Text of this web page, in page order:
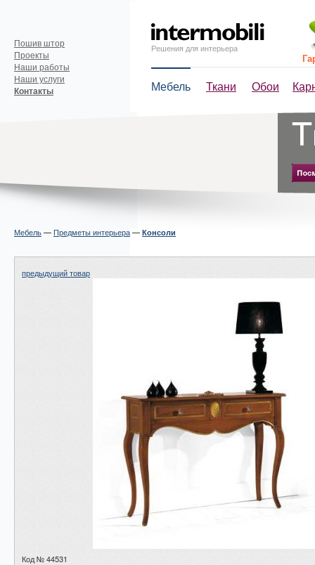
Решения для интерьера
Мебель Ткани Обои
Пошив штор
Проекты
Наши работы
Наши услуги
Контакты
Мебель—Предметы интерьера— Консоли
предыдущий товар
Код № 44531